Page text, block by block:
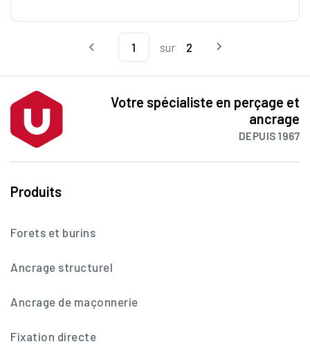
sur 2
Votre spécialiste en perçage et
ancrage
DEPUIS 1967
Produits
Forets et burins
Ancrage structurel
Ancrage de maçonnerie
Fixation directe